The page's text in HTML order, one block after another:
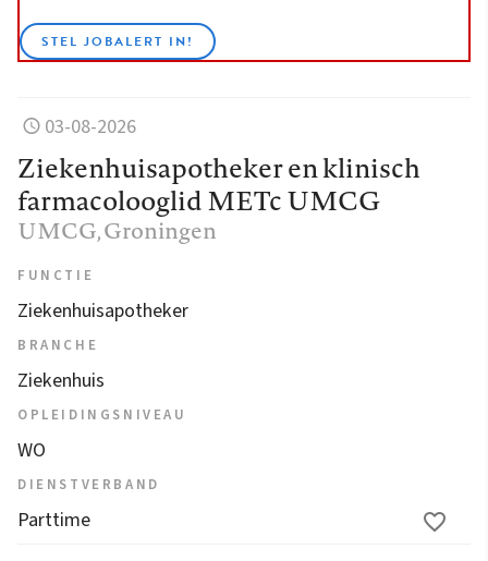
STEL JOBALERT IN!
03-08-2026
Ziekenhuisapotheker en klinisch
farmacolooglid METc UMCG
UMCG, Groningen
FUNCTIE
Ziekenhuisapotheker
BRANCHE
Ziekenhuis
OPLEIDINGSNIVEAU
WO
DIENSTVERBAND
Parttime